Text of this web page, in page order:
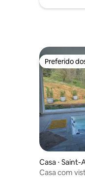
Preferido
Preferido
Casa ⋅
Casa com